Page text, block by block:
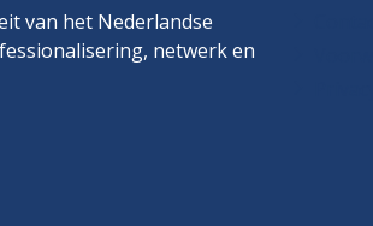
van het Nederlandse
netwerk en